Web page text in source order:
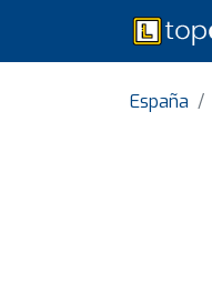
España